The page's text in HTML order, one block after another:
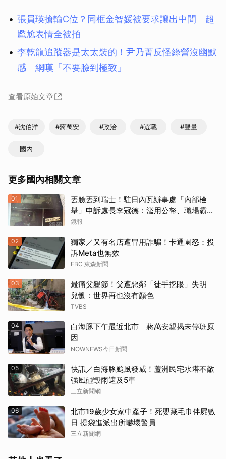
張員瑛搶輸C位？同框金智媛被要求讓出中間 超
尷尬表情全被拍
李乾龍追蹤器是太太裝的！尹乃菁反怪綠營沒幽默
感 網嘆「不要臉到極致」
查看原始文章
#沈伯洋 #蔣萬安 #政治 #選戰 #聲量
國內
更多國內相關文章
01
丟臉丟到瑞士！駐日內瓦辦事處「內部檢
舉」申訴處長李冠德：濫用公帑、職場霸
凌、超速仔拒繳罰單 外交部要查了
鏡報
02
獨家／又有名店遭冒用詐騙！卡通園怒：投
訴Meta也無效
EBC 東森新聞
03
最痛父親節！父遭惡鄰「徒手挖眼」失明
兒慟：世界再也沒有顏色
TVBS
04
白海豚下午最近北市 蔣萬安親揭未停班原
因
NOWNEWS今日新聞
05
快訊／白海豚颱風發威！蘆洲民宅水塔不敵
強風砸毀雨遮及5車
三立新聞網
06
北市19歲少女家中產子！死嬰藏毛巾伴屍數
日 提袋進派出所嚇壞警員
三立新聞網